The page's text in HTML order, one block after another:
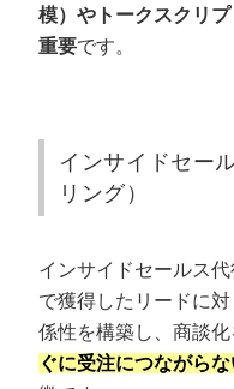
注1件”を実現した不
営業代行が「や
営業代行を個人
営業代行の相場
どれくらいの期
営業代行は成果
どれくらいの期
模）やトークスクリ
重要です。
インサイドセー
リング）
インサイドセールス
で獲得したリードに
係性を構築し、商談化
ぐに受注につながら